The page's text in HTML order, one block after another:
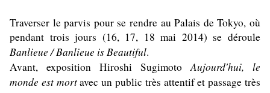
Traverser le parvis pour se rendre au Palais de Tokyo, où
pendant trois jours (16, 17, 18 mai 2014) se déroule
Banlieue / Banlieue is Beautiful.
Avant, exposition Hiroshi SugimotoAujourd'hui, le
monde est mortavec un public très attentif et passage très